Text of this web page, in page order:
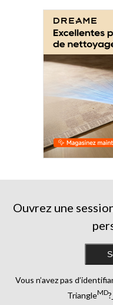
Ouvrez une
Vous n’avez pas
TriangleMD?